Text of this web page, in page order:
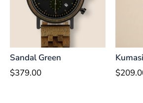
Sandal Green
$379.00
$